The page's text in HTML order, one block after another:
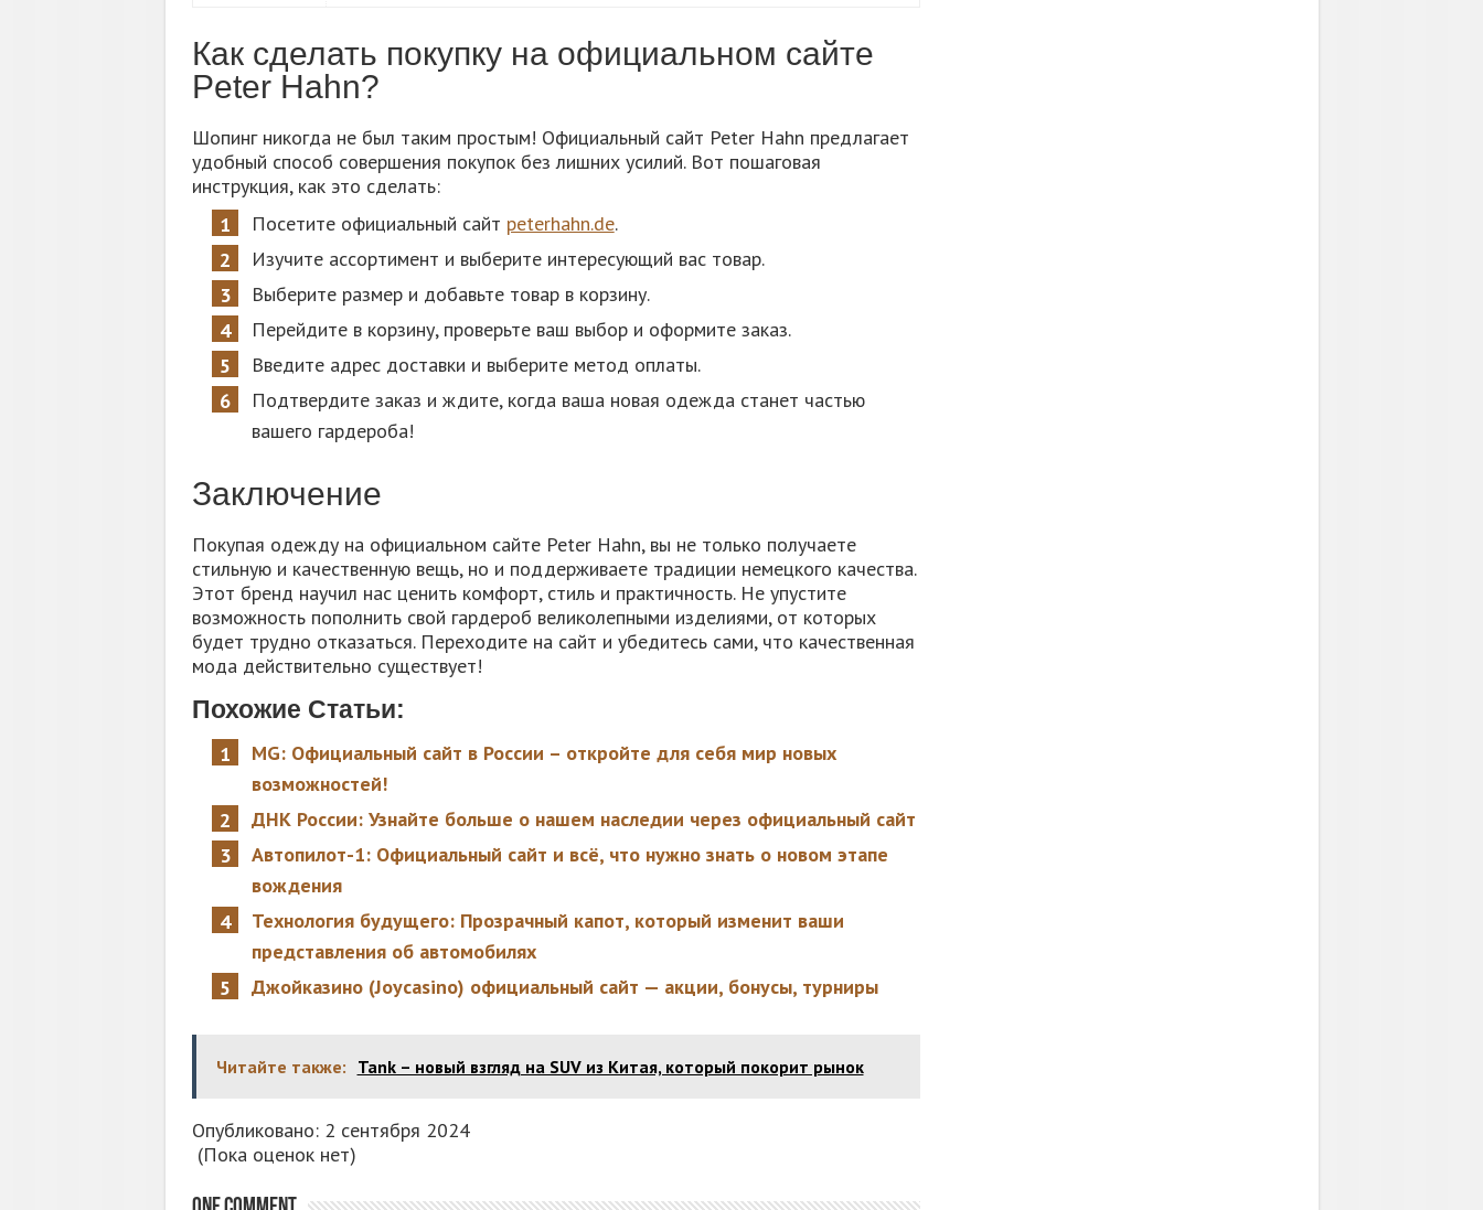
Как сделать покупку на официальном сайте
Peter Hahn?
Шопинг никогда не был таким простым! Официальный сайт Peter Hahn предлагает
удобный способ совершения покупок без лишних усилий. Вот пошаговая
инструкция, как это сделать:
Посетите официальный сайт peterhahn.de.
Изучите ассортимент и выберите интересующий вас товар.
Выберите размер и добавьте товар в корзину.
Перейдите в корзину, проверьте ваш выбор и оформите заказ.
Введите адрес доставки и выберите метод оплаты.
Подтвердите заказ и ждите, когда ваша новая одежда станет частью
вашего гардероба!
Заключение
Покупая одежду на официальном сайте Peter Hahn, вы не только получаете
стильную и качественную вещь, но и поддерживаете традиции немецкого качества.
Этот бренд научил нас ценить комфорт, стиль и практичность. Не упустите
возможность пополнить свой гардероб великолепными изделиями, от которых
будет трудно отказаться. Переходите на сайт и убедитесь сами, что качественная
мода действительно существует!
Похожие Статьи:
MG: Официальный сайт в России – откройте для себя мир новых
возможностей!
ДНК России: Узнайте больше о нашем наследии через официальный сайт
Автопилот-1: Официальный сайт и всё, что нужно знать о новом этапе
вождения
Технология будущего: Прозрачный капот, который изменит ваши
представления об автомобилях
Джойказино (Joycasino) официальный сайт — акции, бонусы, турниры
Читайте также: Tank – новый взгляд на SUV из Китая, который покорит рынок
Опубликовано: 2 сентября 2024
(Пока оценок нет)